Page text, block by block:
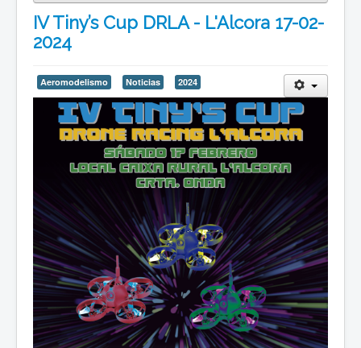
IV Tiny’s Cup DRLA - L'Alcora 17-02-
2024
Aeromodelismo Noticias 2024